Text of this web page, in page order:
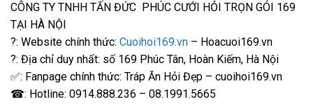
CÔNG TY TNHH TẤN ĐỨC PHÚC CƯỚI HỎI TRỌN GÓI 169
TẠI HÀ NỘI
?: Website chính thức: Cuoihoi169.vn – Hoacuoi169.vn
?: Địa chỉ duy nhất: số 169 Phúc Tân, Hoàn Kiếm, Hà Nội
✅: Fanpage chính thức: Tráp Ăn Hỏi Đẹp – cuoihoi169.vn
☎: Hotline: 0914.888.236 – 08.1991.5665